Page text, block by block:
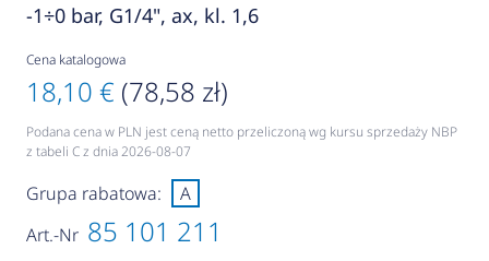
-1÷0 bar, G1/4", ax, kl. 1,6
Cena katalogowa
18,10 € (78,58 zł)
Podana cena w PLN jest ceną netto przeliczoną wg kursu sprzedaży NBP
z tabeli C z dnia 2026-08-07
Art.-Nr 85 101 211
Grupa rabatowa: A